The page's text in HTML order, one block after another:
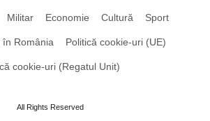
Militar Economie Cultură Sport
în România Politică cookie-uri (UE)
cookie-uri (Regatul Unit)
All Rights Reserved